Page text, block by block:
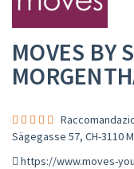
MOVES BY
Sägegasse 57, CH-3110
https://www.moves-